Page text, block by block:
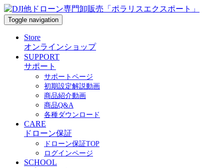
Toggle navigation
Store
オンラインショップ
SUPPORT
サポート
サポートページ
初期設定解説動画
商品紹介動画
商品Q&A
各種ダウンロード
CARE
ドローン保証
ドローン保証TOP
ログインページ
SCHOOL